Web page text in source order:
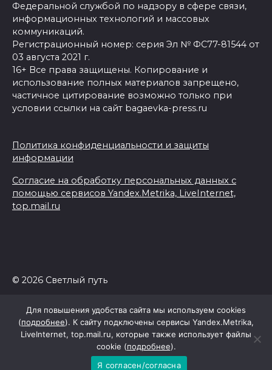
Федеральной службой по надзору в сфере связи,
информационных технологий и массовых
коммуникаций.
Регистрационный номер: серия Эл № ФС77-81544 от
03 августа 2021 г.
16+ Все права защищены. Копирование и
использование полных материалов запрещено,
частичное цитирование возможно только при
условии ссылки на сайт bagaevka-press.ru
Политика конфиденциальности и защиты
информации
Согласие на обработку персональных данных с
помощью сервисов Yandex.Metrika, LiveInternet,
top.mail.ru
© 2026 Светлый путь
Для повышения удобства сайта мы используем cookies
(подробнее). К сайту подключены сервисы Yandex.Metrika,
LiveInternet, top.mail.ru, которые также использует файлы
cookie (подробнее).
Я согласен/согласна